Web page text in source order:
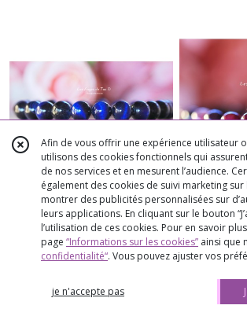
Oeil de faucon bracelet 8mm
➻ ? BRACELETS PERLES POUR ELLE &
Agate
➻ ?
Afin de vous offrir une expérience utilisateur
utilisons des cookies fonctionnels qui
de nos services et en mesurent l’audience.
également des cookies de suivi marketing
montrer des publicités personnalisées sur
leurs applications. En cliquant sur le bouton
l’utilisation de ces cookies. Pour en savoir
page “Informations sur les cookies” ainsi que
confidentialité“. Vous pouvez ajuster vos
je n'accepte pas